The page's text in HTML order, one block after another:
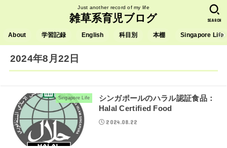
Just another record of my life
雑草系育児ブログ
About 学習記録 English 科目別 本棚 Singapore Life
SEARCH
2024年8月22日
Singapore Life
シンガポールのハラル認証食品：
Halal Certified Food
2024.08.22